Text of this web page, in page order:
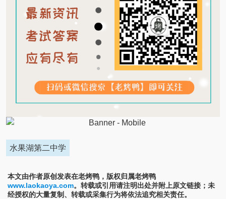
水果湖第二中学
本文由作者原创发表在老烤鸭，版权归属老烤鸭
www.laokaoya.com。转载或引用请注明出处并附上原文链接；未
经授权的大量复制、转载或采集行为将依法追究相关责任。